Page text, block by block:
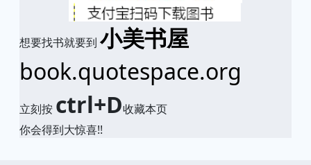
想要找书就要到 小美书屋
book.quotespace.org
立刻按 ctrl+D收藏本页
你会得到大惊喜!!